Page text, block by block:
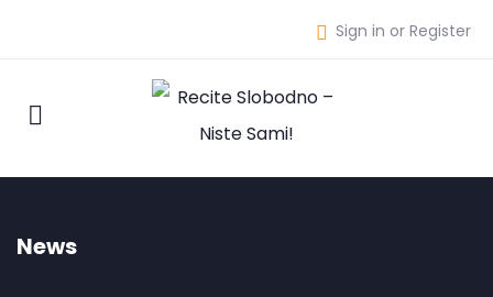
Sign in or Register
News